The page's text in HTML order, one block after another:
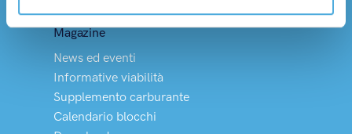
Magazine
News ed eventi
Informative viabilità
Supplemento carburante
Calendario blocchi